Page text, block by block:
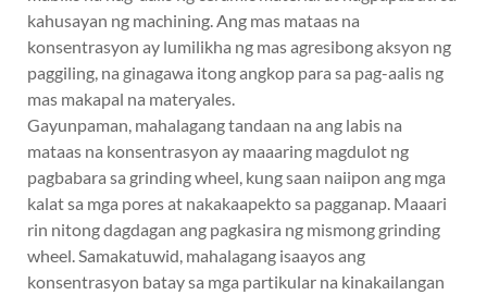
kahusayan ng machining. Ang mas mataas na
konsentrasyon ay lumilikha ng mas agresibong aksyon ng
paggiling, na ginagawa itong angkop para sa pag-aalis ng
mas makapal na materyales.
Gayunpaman, mahalagang tandaan na ang labis na
mataas na konsentrasyon ay maaaring magdulot ng
pagbabara sa grinding wheel, kung saan naiipon ang mga
kalat sa mga pores at nakakaapekto sa pagganap. Maaari
rin nitong dagdagan ang pagkasira ng mismong grinding
wheel. Samakatuwid, mahalagang isaayos ang
konsentrasyon batay sa mga partikular na kinakailangan